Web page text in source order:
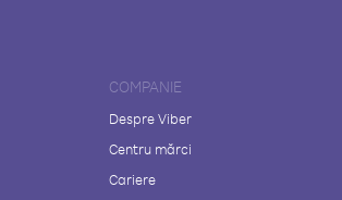
COMPANIE
Despre Viber
Centru mărci
Cariere